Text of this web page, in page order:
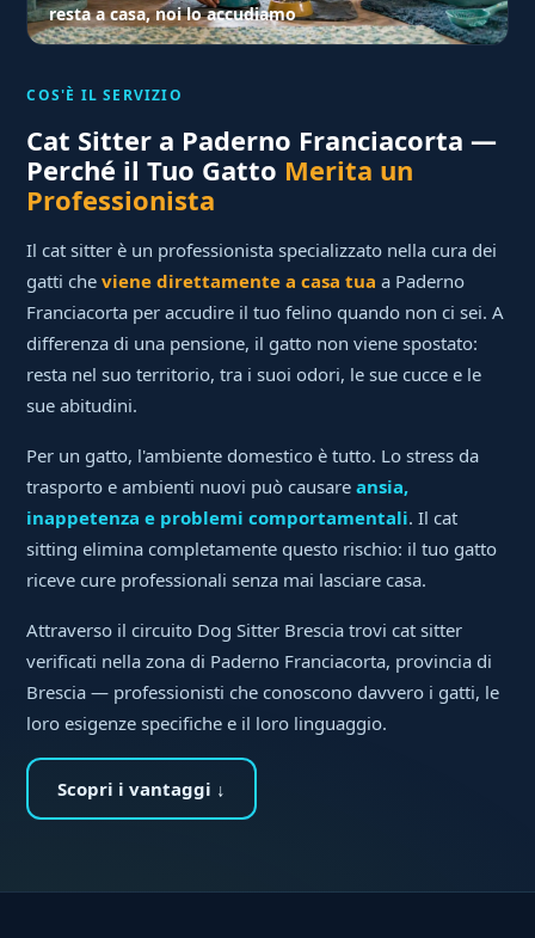
resta a casa, noi lo accudiamo
COS'È IL SERVIZIO
Cat Sitter a Paderno Franciacorta —
Perché il Tuo Gatto Merita un
Professionista
Il cat sitter è un professionista specializzato nella cura dei
gatti cheviene direttamente a casa tua a Paderno
Franciacorta per accudire il tuo felino quando non ci sei. A
differenza di una pensione, il gatto non viene spostato:
resta nel suo territorio, tra i suoi odori, le sue cucce e le
sue abitudini.
Per un gatto, l'ambiente domestico è tutto. Lo stress da
trasporto e ambienti nuovi può causareansia,
inappetenza e problemi comportamentali. Il cat
sitting elimina completamente questo rischio: il tuo gatto
riceve cure professionali senza mai lasciare casa.
Attraverso il circuito Dog Sitter Brescia trovi cat sitter
verificati nella zona di Paderno Franciacorta, provincia di
Brescia — professionisti che conoscono davvero i gatti, le
loro esigenze specifiche e il loro linguaggio.
Scopri i vantaggi ↓